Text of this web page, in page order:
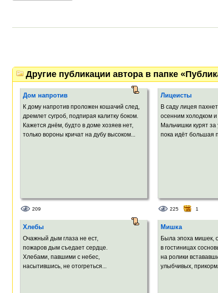
Другие публикации автора в папке
Дом напротив
К дому напротив проложен кошачий след,
дремлет сугроб, подпирая калитку боком.
Кажется днём, будто в доме хозяев нет,
только вороны кричат на дубу высоком...
209
Лицеисты
В саду лицея
осенним холодком
Мальчишки курят за
пока идёт большая
225 1
Хлебы
Очажный дым глаза не ест,
пожаров дым съедает сердце.
Хлебами, павшими с небес,
насытившись, не отогреться...
Мишка
Была эпоха мишек,
в гостиницах
на ролики
улыбчивых,